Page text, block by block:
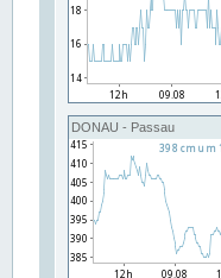
DONAU - Passau